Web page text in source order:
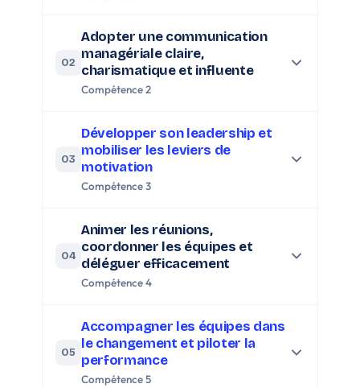
02
Adopter une communication
managériale claire,
charismatique et influente
Compétence 2
03
Développer son leadership et
mobiliser les leviers de
motivation
Compétence 3
04
Animer les réunions,
coordonner les équipes et
déléguer efficacement
Compétence 4
05
Accompagner les équipes dans
le changement et piloter la
performance
Compétence 5